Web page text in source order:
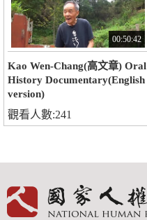
00:50:42
Kao Wen-Chang(高文章) Oral
History Documentary(English
version)
觀看人數:241